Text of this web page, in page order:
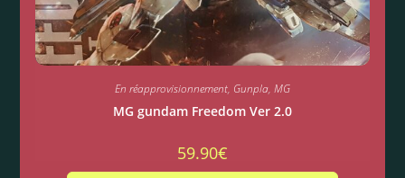
En réapprovisionnement, Gunpla, MG
MG gundam Freedom Ver 2.0
59.90€